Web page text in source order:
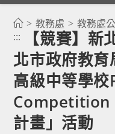
> 教務處 > 教務處
:::
【競賽】
北市政府教
高級中等學
Competition
計畫」活動